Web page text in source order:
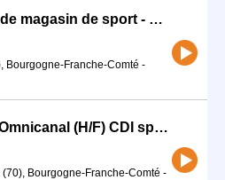
Directeur / Directrice de magasin de sport - Station de Métabief (H/F)
Bourgogne-Franche-Comté -
Conseiller-ère Vente Omnicanal (H/F) CDI spécialité Pêche (et Chasse)
Bourgogne-Franche-Comté -